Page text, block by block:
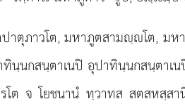
ตุภาวโต, มหาภูตสามฺโต, มห
นฺนกสนฺตาเนปิ อุปาทินฺนกสนฺตาเ
โต จ โยชนานํ ทฺวาทส สตสหสฺ